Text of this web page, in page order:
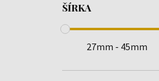
Guess
GUESS LADIES(+1)
Hammer
(+1)
Hugo Boss(+281)
ŠÍRKA
27mm - 45mm